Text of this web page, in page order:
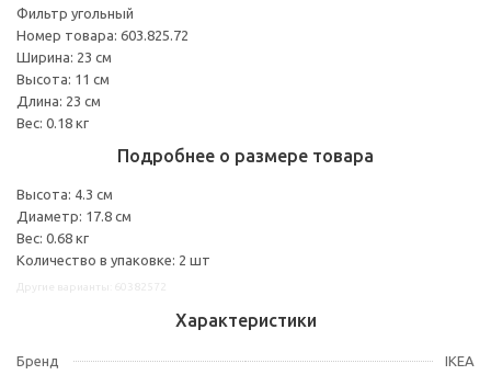
Фильтр угольный
Номер товара: 603.825.72
Ширина: 23 см
Высота: 11 см
Длина: 23 см
Вес: 0.18 кг
Подробнее о размере товара
Высота: 4.3 см
Диаметр: 17.8 см
Вес: 0.68 кг
Количество в упаковке: 2 шт
Характеристики
Бренд
IKEA